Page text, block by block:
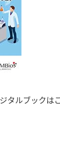
タルブックは